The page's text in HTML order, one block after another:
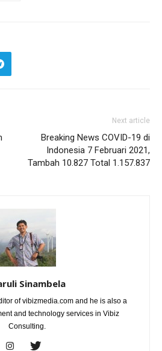
Next article
Breaking News COVID-19 di
Indonesia 7 Februari 2021,
Tambah 10.827 Total 1.157.837
Sinambela
of vibizmedia.com and he is also a
and technology services in Vibiz
Consulting.